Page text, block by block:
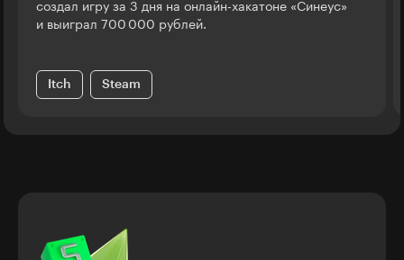
создал игру за 3 дня на онлайн-хакатоне «Синеус»
и выиграл 700 000 рублей.
Itch Steam